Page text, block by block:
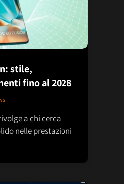
stile,
fino al 2028
a chi cerca
nelle prestazioni